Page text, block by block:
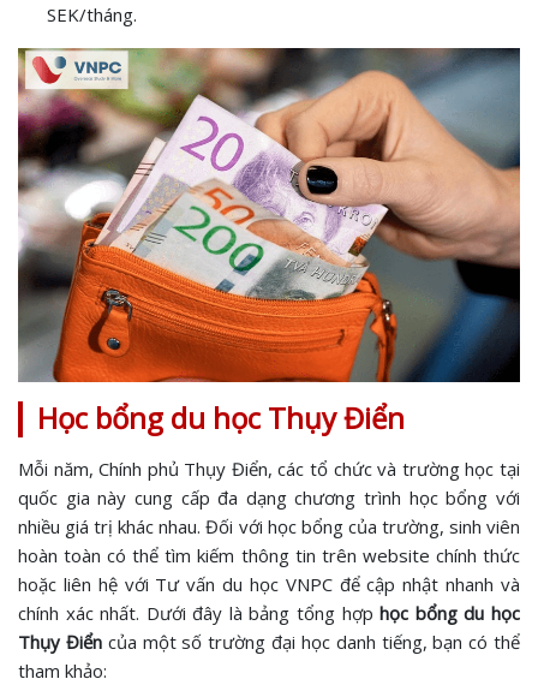
SEK/tháng.
Học bổng du học Thụy Điển
Mỗi năm, Chính phủ Thụy Điển, các tổ chức và trường học tại
quốc gia này cung cấp đa dạng chương trình học bổng với
nhiều giá trị khác nhau. Đối với học bổng của trường, sinh viên
hoàn toàn có thể tìm kiếm thông tin trên website chính thức
hoặc liên hệ với Tư vấn du học VNPC để cập nhật nhanh và
chính xác nhất. Dưới đây là bảng tổng hợp học bổng du học
Thụy Điểncủa một số trường đại học danh tiếng, bạn có thể
tham khảo: